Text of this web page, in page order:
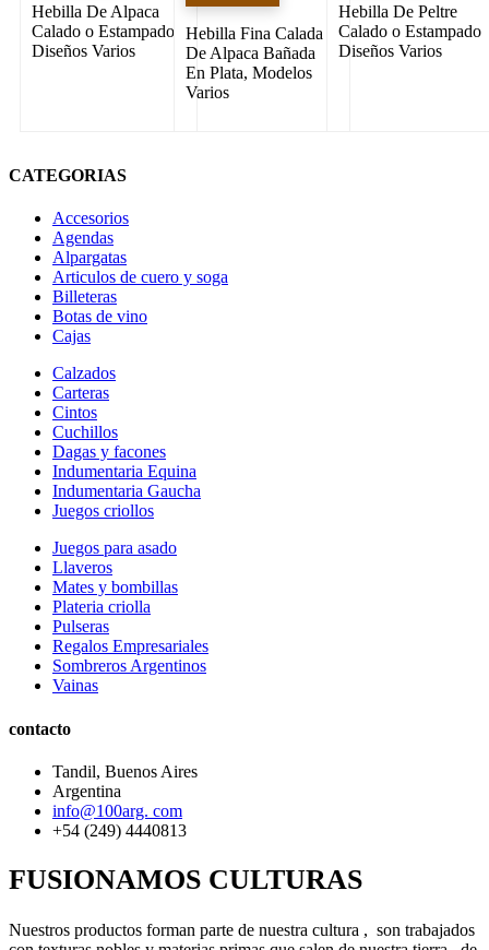
Hebilla De Alpaca
Calado o Estampado
Diseños Varios
Hebilla Fina Calada
De Alpaca Bañada
En Plata, Modelos
Varios
Hebilla De Peltre
Calado o Estampado
Diseños Varios
CATEGORIAS
Accesorios
Agendas
Alpargatas
Articulos de cuero y soga
Billeteras
Botas de vino
Cajas
Calzados
Carteras
Cintos
Cuchillos
Dagas y facones
Indumentaria Equina
Indumentaria Gaucha
Juegos criollos
Juegos para asado
Llaveros
Mates y bombillas
Plateria criolla
Pulseras
Regalos Empresariales
Sombreros Argentinos
Vainas
contacto
Tandil, Buenos Aires
Argentina
info@100arg. com
+54 (249) 4440813
FUSIONAMOS CULTURAS
Nuestros productos forman parte de nuestra cultura , son trabajados